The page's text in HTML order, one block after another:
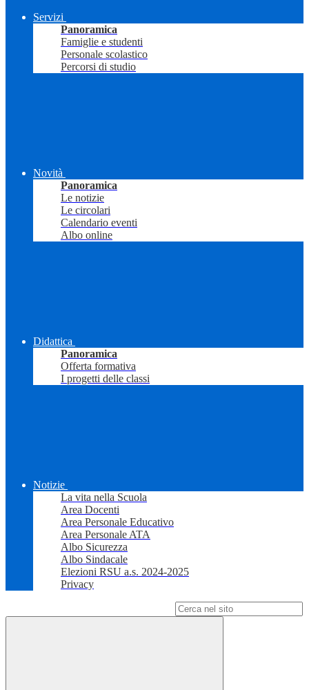
Servizi
Panoramica
Famiglie e studenti
Personale scolastico
Percorsi di studio
Novità
Panoramica
Le notizie
Le circolari
Calendario eventi
Albo online
Didattica
Panoramica
Offerta formativa
I progetti delle classi
Notizie
La vita nella Scuola
Area Docenti
Area Personale Educativo
Area Personale ATA
Albo Sicurezza
Albo Sindacale
Elezioni RSU a.s. 2024-2025
Privacy